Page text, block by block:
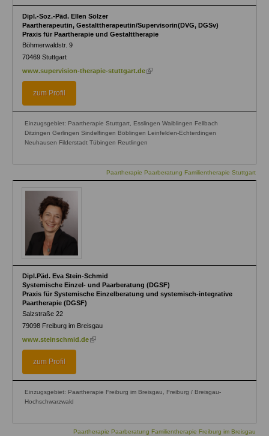
Dipl.-Soz.-Päd. Ellen Sölzer
Paartherapeutin, Gestalttherapeutin/Supervisorin(DVG, DGSv)
Praxis für Paartherapie und Gestalttherapie
Böhmerwaldstr. 9
70469 Stuttgart
www.supervision-therapie-stuttgart.de (link
zum Profil
Einzugsgebiet: Paartherapie Stuttgart, Esslingen Waiblingen Fellbach
Ditzingen Gerlingen Sindelfingen Böblingen Leinfelden-Echterdingen
Neuhausen Filderstadt Tübingen Reutlingen
Paartherapie Paarberatung Familientherapie Stuttgart
Dipl.Päd. Eva Stein-Schmid
Systemische Einzel- und Paarberatung (DGSF)
Praxis für Systemische Einzelberatung und systemisch-integrative
Paartherapie (DGSF)
Salzstraße 22
79098 Freiburg im Breisgau
www.steinschmid.de (link
zum Profil
Einzugsgebiet: Paartherapie Freiburg im Breisgau, Freiburg / Breisgau-
Hochschwarzwald
Paartherapie Paarberatung Familientherapie Freiburg im Breisgau